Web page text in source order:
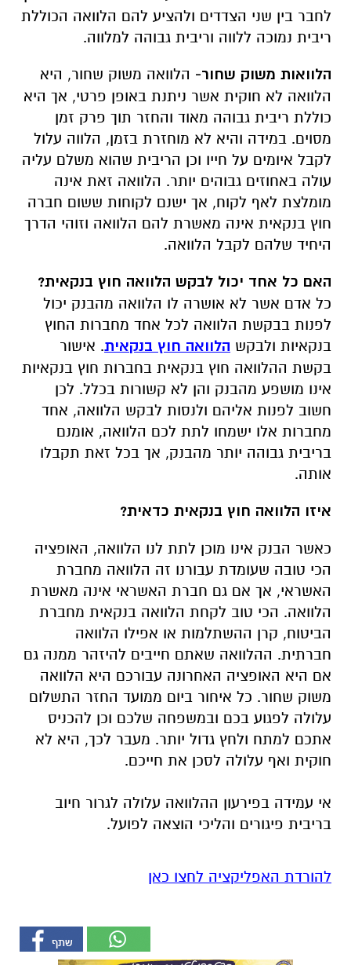
לחבר בין שני הצדדים ולהציע להם הלוואה הכוללת
ריבית נמוכה ללווה וריבית גבוהה למלווה.
הלוואות משוק שחור- הלוואה משוק שחור, היא
הלוואה לא חוקית אשר ניתנת באופן פרטי, אך היא
כוללת ריבית גבוהה מאוד והחזר תוך פרק זמן
מסוים. במידה והיא לא מוחזרת בזמן, הלווה עלול
לקבל איומים על חייו וכן הריבית שהוא משלם עליה
עולה באחוזים גבוהים יותר. הלוואה זאת אינה
מומלצת לאף לקוח, אך ישנם לקוחות ששום חברה
חוץ בנקאית אינה מאשרת להם הלוואה וזוהי הדרך
היחיד שלהם לקבל הלוואה.
האם כל אחד יכול לבקש הלוואה חוץ בנקאית?
כל אדם אשר לא אושרה לו הלוואה מהבנק יכול
לפנות בבקשת הלוואה לכל אחד מחברות החוץ
בנקאיות ולבקש הלוואה חוץ בנקאית. אישור
בקשת ההלוואה חוץ בנקאית בחברות חוץ בנקאיות
אינו מושפע מהבנק והן לא קשורות בכלל. לכן
חשוב לפנות אליהם ולנסות לבקש הלוואה, אחד
מחברות אלו ישמחו לתת לכם הלוואה, אומנם
בריבית גבוהה יותר מהבנק, אך בכל זאת תקבלו
אותה.
איזו הלוואה חוץ בנקאית כדאית?
כאשר הבנק אינו מוכן לתת לנו הלוואה, האופציה
הכי טובה שעומדת עבורנו זה הלוואה מחברת
האשראי, אך אם גם חברת האשראי אינה מאשרת
הלוואה. הכי טוב לקחת הלוואה בנקאית מחברת
הביטוח, קרן ההשתלמות או אפילו הלוואה
חברתית. ההלוואה שאתם חייבים להיזהר ממנה גם
אם היא האופציה האחרונה עבורכם היא הלוואה
משוק שחור. כל איחור ביום ממועד החזר התשלום
עלולה לפגוע בכם ובמשפחה שלכם וכן להכניס
אתכם למתח ולחץ גדול יותר. מעבר לכך, היא לא
חוקית ואף עלולה לסכן את חייכם.
אי עמידה בפירעון ההלוואה עלולה לגרור חיוב
בריבית פיגורים והליכי הוצאה לפועל.
להורדת האפליקציה לחצו כאן